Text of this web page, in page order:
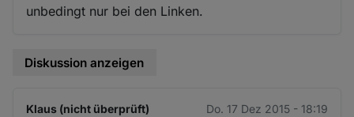
unbedingt nur bei den Linken.
Diskussion anzeigen
Klaus (nicht überprüft) Do. 17 Dez 2015 - 18:19